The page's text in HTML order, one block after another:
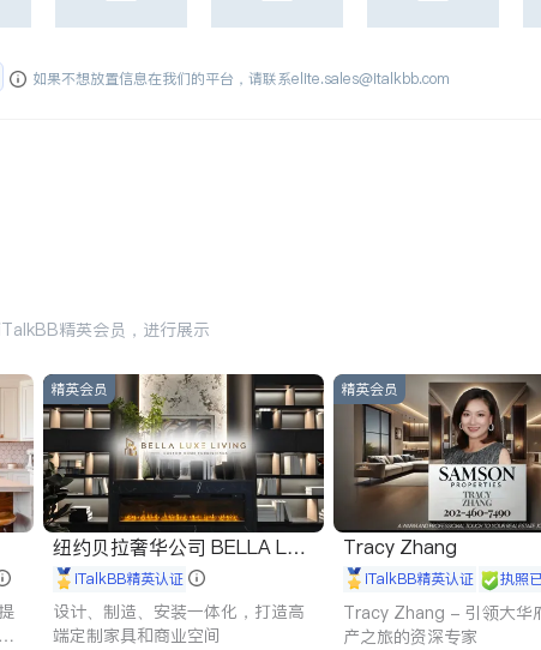
如果不想放置信息在我们的平台，请联系elite.sales@italkbb.com
精英会员，进行展示
精英会员
纽约贝拉奢华公司 BELLA LUX
E iTalkBB精英认证
设计、制造、安装一体化，打造高
端定制家具和商业空间
精英会员
Tracy Zhang
iTalkBB精英认证 执照
Tracy Zhang - 引领大华
产之旅的资深专家